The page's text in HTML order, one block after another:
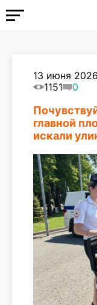
13 июня
1151
0
главной
искали